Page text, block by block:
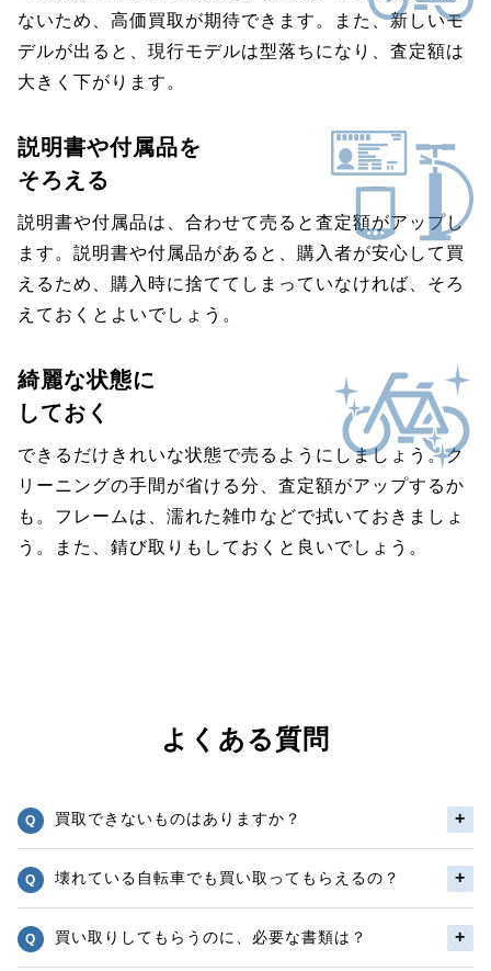
ないため、高価買取が期待できます。また、新しいモ
デルが出ると、現行モデルは型落ちになり、査定額は
大きく下がります。
説明書や付属品を
そろえる
説明書や付属品は、合わせて売ると査定額がアップし
ます。説明書や付属品があると、購入者が安心して買
えるため、購入時に捨ててしまっていなければ、そろ
えておくとよいでしょう。
綺麗な状態に
しておく
できるだけきれいな状態で売るようにしましょう。ク
リーニングの手間が省ける分、査定額がアップするか
も。フレームは、濡れた雑巾などで拭いておきましょ
う。また、錆び取りもしておくと良いでしょう。
よくある質問
買取できないものはありますか？
壊れている自転車でも買い取ってもらえるの？
買い取りしてもらうのに、必要な書類は？